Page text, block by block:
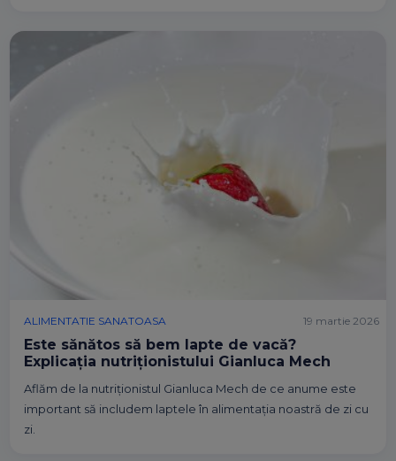
ALIMENTATIE SANATOASA
Este sănătos să bem lapte de vacă?
Explicația nutriționistului Gianluca Mech
Aflăm de la nutriționistul Gianluca Mech de ce anume este
important să includem laptele în alimentația noastră de zi cu
zi.
19 martie 2026